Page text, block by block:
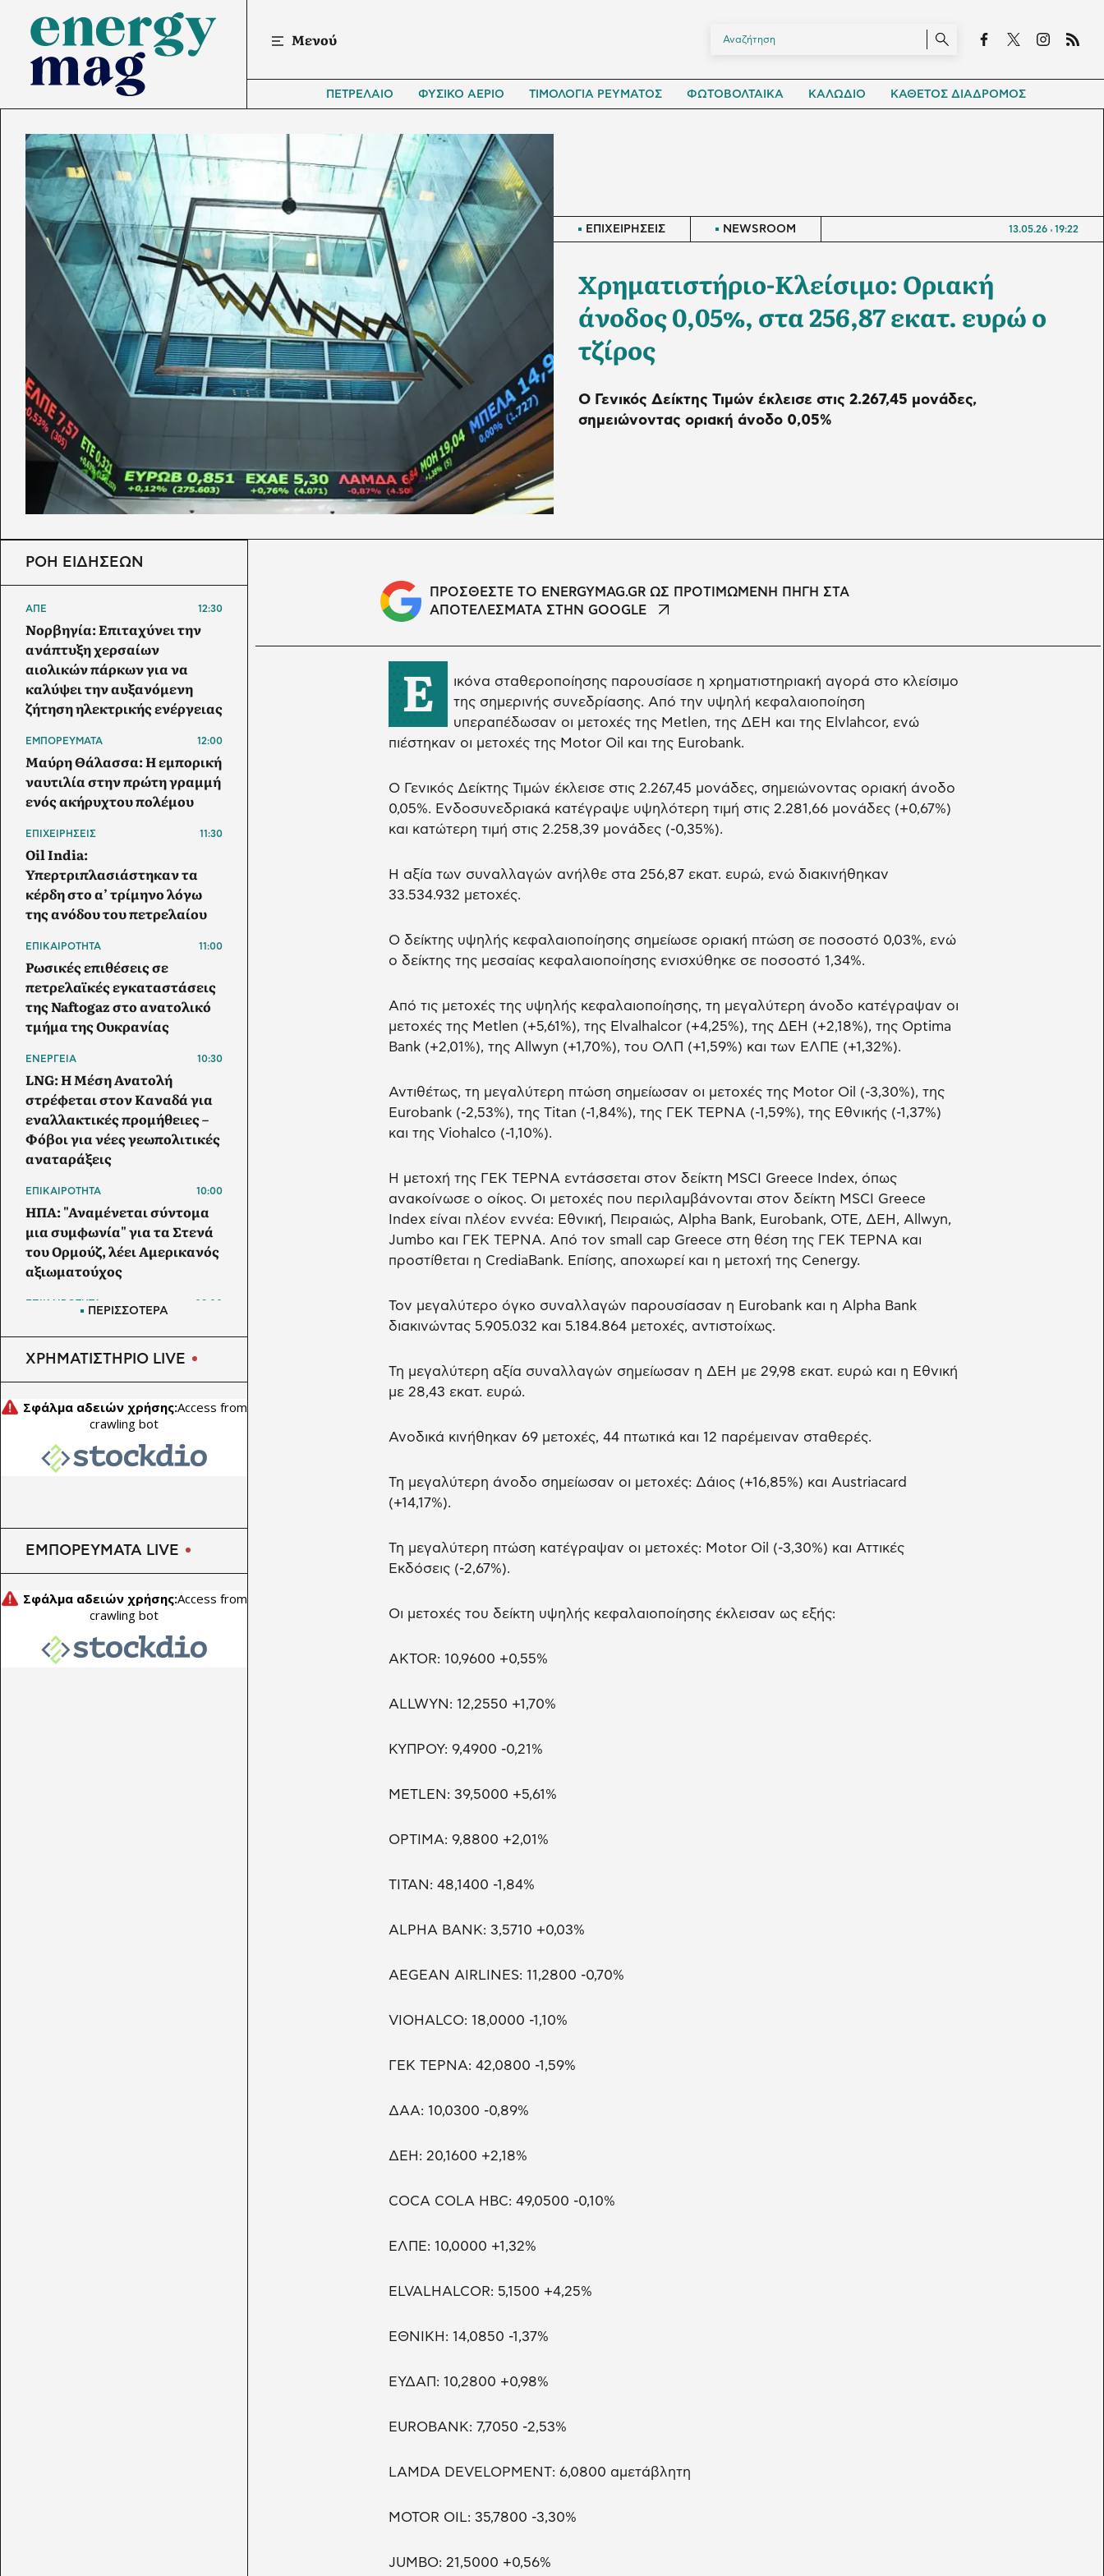
Μενού
ΠΕΤΡΕΛΑΙΟ ΦΥΣΙΚΟ ΑΕΡΙΟ ΤΙΜΟΛΟΓΙΑ ΡΕΥΜΑΤΟΣ ΦΩΤΟΒΟΛΤΑΙΚΑ ΚΑΛΩΔΙΟ ΚΑΘΕΤΟΣ ΔΙΑΔΡΟΜΟΣ
ΕΠΙΧΕΙΡΗΣΕΙΣ NEWSROOM 13.05.26 19:22
Χρηματιστήριο-Κλείσιμο: Οριακή
άνοδος 0,05%, στα 256,87 εκατ. ευρώ ο
τζίρος
O Γενικός Δείκτης Τιμών έκλεισε στις 2.267,45 μονάδες,
σημειώνοντας οριακή άνοδο 0,05%
ΠΡΟΣΘΕΣΤΕ ΤΟ ENERGYMAG.GR ΩΣ ΠΡΟΤΙΜΩΜΕΝΗ ΠΗΓΗ ΣΤΑ
ΑΠΟΤΕΛΕΣΜΑΤΑ ΣΤΗΝ GOOGLE
Ε
ικόνα σταθεροποίησης παρουσίασε η χρηματιστηριακή αγορά στο κλείσιμο
της σημερινής συνεδρίασης. Από την υψηλή κεφαλαιοποίηση
υπεραπέδωσαν οι μετοχές της Metlen, της ΔΕΗ και της Elvlahcor, ενώ
πιέστηκαν οι μετοχές της Motor Oil και της Eurobank.
O Γενικός Δείκτης Τιμών έκλεισε στις 2.267,45 μονάδες, σημειώνοντας οριακή άνοδο
0,05%. Ενδοσυνεδριακά κατέγραψε υψηλότερη τιμή στις 2.281,66 μονάδες (+0,67%)
και κατώτερη τιμή στις 2.258,39 μονάδες (-0,35%).
Η αξία των συναλλαγών ανήλθε στα 256,87 εκατ. ευρώ, ενώ διακινήθηκαν
33.534.932 μετοχές.
Ο δείκτης υψηλής κεφαλαιοποίησης σημείωσε οριακή πτώση σε ποσοστό 0,03%, ενώ
ο δείκτης της μεσαίας κεφαλαιοποίησης ενισχύθηκε σε ποσοστό 1,34%.
Από τις μετοχές της υψηλής κεφαλαιοποίησης, τη μεγαλύτερη άνοδο κατέγραψαν οι
μετοχές της Metlen (+5,61%), της Elvalhalcor (+4,25%), της ΔΕΗ (+2,18%), της Optima
Bank (+2,01%), της Allwyn (+1,70%), του ΟΛΠ (+1,59%) και των ΕΛΠΕ (+1,32%).
Αντιθέτως, τη μεγαλύτερη πτώση σημείωσαν οι μετοχές της Motor Oil (-3,30%), της
Eurobank (-2,53%), της Titan (-1,84%), της ΓΕΚ ΤΕΡΝΑ (-1,59%), της Εθνικής (-1,37%)
και της Viohalco (-1,10%).
Η μετοχή της ΓΕΚ ΤΕΡΝΑ εντάσσεται στον δείκτη MSCI Greece Index, όπως
ανακοίνωσε ο οίκος. Οι μετοχές που περιλαμβάνονται στον δείκτη MSCI Greece
Index είναι πλέον εννέα: Εθνική, Πειραιώς, Alpha Bank, Eurobank, ΟΤΕ, ΔΕΗ, Allwyn,
Jumbo και ΓΕΚ ΤΕΡΝΑ. Από τον small cap Greece στη θέση της ΓΕΚ ΤΕΡΝΑ και
προστίθεται η CrediaBank. Επίσης, αποχωρεί και η μετοχή της Cenergy.
Τον μεγαλύτερο όγκο συναλλαγών παρουσίασαν η Eurobank και η Alpha Bank
διακινώντας 5.905.032 και 5.184.864 μετοχές, αντιστοίχως.
Τη μεγαλύτερη αξία συναλλαγών σημείωσαν η ΔΕΗ με 29,98 εκατ. ευρώ και η Εθνική
με 28,43 εκατ. ευρώ.
Ανοδικά κινήθηκαν 69 μετοχές, 44 πτωτικά και 12 παρέμειναν σταθερές.
Τη μεγαλύτερη άνοδο σημείωσαν οι μετοχές: Δάιος (+16,85%) και Austriacard
(+14,17%).
Τη μεγαλύτερη πτώση κατέγραψαν οι μετοχές: Motor Oil (-3,30%) και Αττικές
Εκδόσεις (-2,67%).
Οι μετοχές του δείκτη υψηλής κεφαλαιοποίησης έκλεισαν ως εξής:
AKTOR: 10,9600 +0,55%
ALLWYN: 12,2550 +1,70%
ΚΥΠΡΟΥ: 9,4900 -0,21%
METLEN: 39,5000 +5,61%
OPTIMA: 9,8800 +2,01%
ΤΙΤΑΝ: 48,1400 -1,84%
ALPHA BANK: 3,5710 +0,03%
AEGEAN AIRLINES: 11,2800 -0,70%
VIOHALCO: 18,0000 -1,10%
ΓΕΚ ΤΕΡΝΑ: 42,0800 -1,59%
ΔΑΑ: 10,0300 -0,89%
ΔΕΗ: 20,1600 +2,18%
COCA COLA HBC: 49,0500 -0,10%
ΕΛΠΕ: 10,0000 +1,32%
ELVALHALCOR: 5,1500 +4,25%
ΕΘΝΙΚΗ: 14,0850 -1,37%
ΕΥΔΑΠ: 10,2800 +0,98%
EUROBANK: 7,7050 -2,53%
LAMDA DEVELOPMENT: 6,0800 αμετάβλητη
MOTOR OIL: 35,7800 -3,30%
JUMBO: 21,5000 +0,56%
ΡΟΗ ΕΙΔΗΣΕΩΝ
ΑΠΕ 12:30
Νορβηγία: Επιταχύνει την
ανάπτυξη χερσαίων
αιολικών πάρκων για να
καλύψει την αυξανόμενη
ζήτηση ηλεκτρικής ενέργειας
ΕΜΠΟΡΕΥΜΑΤΑ 12:00
Μαύρη Θάλασσα: Η εμπορική
ναυτιλία στην πρώτη γραμμή
ενός ακήρυχτου πολέμου
ΕΠΙΧΕΙΡΗΣΕΙΣ 11:30
Oil India:
Υπερτριπλασιάστηκαν τα
κέρδη στο α’ τρίμηνο λόγω
της ανόδου του πετρελαίου
ΕΠΙΚΑΙΡΟΤΗΤΑ 11:00
Ρωσικές επιθέσεις σε
πετρελαϊκές εγκαταστάσεις
της Naftogaz στο ανατολικό
τμήμα της Ουκρανίας
ΕΝΕΡΓΕΙΑ 10:30
LNG: Η Μέση Ανατολή
στρέφεται στον Καναδά για
εναλλακτικές προμήθειες –
Φόβοι για νέες γεωπολιτικές
αναταράξεις
ΕΠΙΚΑΙΡΟΤΗΤΑ 10:00
ΗΠΑ: "Αναμένεται σύντομα
μια συμφωνία" για τα Στενά
του Ορμούζ, λέει Αμερικανός
αξιωματούχος
ΕΠΙΚΑΙΡΟΤΗΤΑ 09:00
Επιτροπής χαιρετίζει την
έγκριση των κυρώσεων σε
βάρος της Ρωσίας από τη
Γερουσία των ΗΠΑ
ΔΕΔΔΗΕ: Σε ποιες περιοχές
της Αττικής θα γίνουν
ΠΕΡΙΣΣΟΤΕΡΑ
ΧΡΗΜΑΤΙΣΤΗΡΙΟ LIVE
ΕΜΠΟΡΕΥΜΑΤΑ LIVE